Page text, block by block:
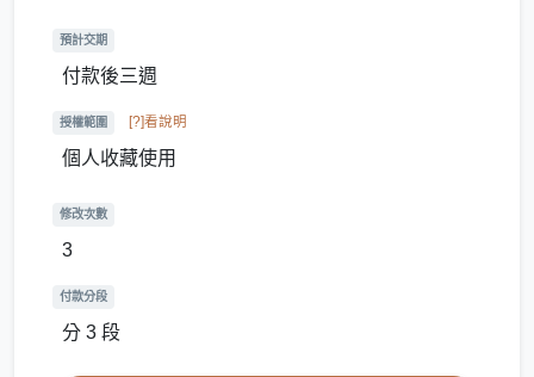
預計交期
付款後三週
授權範圍 [?]看說明
個人收藏使用
修改次數
3
付款分段
分 3 段